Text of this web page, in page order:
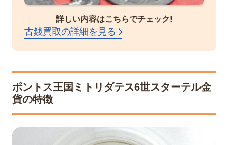
詳しい内容はこちらでチェック!
古銭買取の詳細を見る
ポントス王国ミトリダテス6世スターテル金
貨の特徴